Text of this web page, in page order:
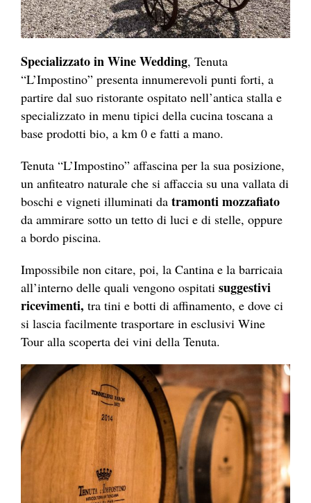
Specializzato in Wine Wedding, Tenuta
“L’Impostino” presenta innumerevoli punti forti, a
partire dal suo ristorante ospitato nell’antica stalla e
specializzato in menu tipici della cucina toscana a
base prodotti bio, a km 0 e fatti a mano.
Tenuta “L’Impostino” affascina per la sua posizione,
un anfiteatro naturale che si affaccia su una vallata di
boschi e vigneti illuminati da tramonti mozzafiato
da ammirare sotto un tetto di luci e di stelle, oppure
a bordo piscina.
Impossibile non citare, poi, la Cantina e la barricaia
all’interno delle quali vengono ospitati suggestivi
ricevimenti, tra tini e botti di affinamento, e dove ci
si lascia facilmente trasportare in esclusivi Wine
Tour alla scoperta dei vini della Tenuta.